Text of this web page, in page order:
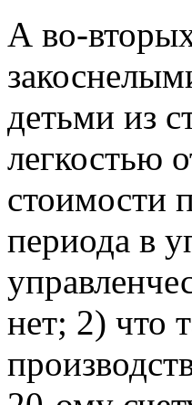
А во-
детьми из
легкостью
стоимости
периода в
нет; 2) что